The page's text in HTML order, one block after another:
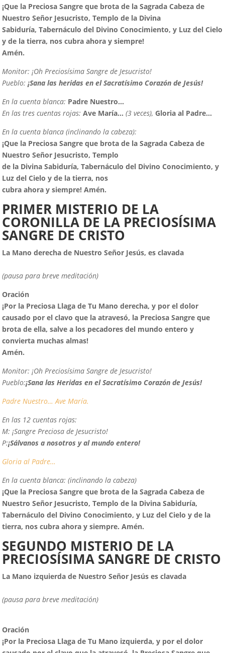
¡Que la Preciosa Sangre que brota de la Sagrada Cabeza de
Nuestro Señor Jesucristo, Templo de la Divina
Sabiduría, Tabernáculo del Divino Conocimiento, y Luz del Cielo
y de la tierra, nos cubra ahora y siempre!
Amén.
Monitor: ¡Oh Preciosísima Sangre de Jesucristo!
Pueblo: ¡Sana las heridas en el Sacratísimo Corazón de Jesús!
En la cuenta blanca: Padre Nuestro…
En las tres cuentas rojas: Ave María… (3 veces), Gloria al Padre…
En la cuenta blanca (inclinando la cabeza):
¡Que la Preciosa Sangre que brota de la Sagrada Cabeza de
Nuestro Señor Jesucristo, Templo
de la Divina Sabiduría, Tabernáculo del Divino Conocimiento, y
Luz del Cielo y de la tierra, nos
cubra ahora y siempre! Amén.
PRIMER MISTERIO DE LA
CORONILLA DE LA PRECIOSÍSIMA
SANGRE DE CRISTO
La Mano derecha de Nuestro Señor Jesús, es clavada
(pausa para breve meditación)
Oración
¡Por la Preciosa Llaga de Tu Mano derecha, y por el dolor
causado por el clavo que la atravesó, la Preciosa Sangre que
brota de ella, salve a los pecadores del mundo entero y
convierta muchas almas!
Amén.
Monitor: ¡Oh Preciosísima Sangre de Jesucristo!
Pueblo:¡Sana las Heridas en el Sacratísimo Corazón de Jesús!
Padre Nuestro…Ave María.
En las 12 cuentas rojas:
M: ¡Sangre Preciosa de Jesucristo!
P:¡Sálvanos a nosotros y al mundo entero!
Gloria al Padre…
En la cuenta blanca: (inclinando la cabeza)
¡Que la Preciosa Sangre que brota de la Sagrada Cabeza de
Nuestro Señor Jesucristo, Templo de la Divina Sabiduría,
Tabernáculo del Divino Conocimiento, y Luz del Cielo y de la
tierra, nos cubra ahora y siempre. Amén.
SEGUNDO MISTERIO DE LA
PRECIOSÍSIMA SANGRE DE CRISTO
La Mano izquierda de Nuestro Señor Jesús es clavada
(pausa para breve meditación)
Oración
¡Por la Preciosa Llaga de Tu Mano izquierda, y por el dolor